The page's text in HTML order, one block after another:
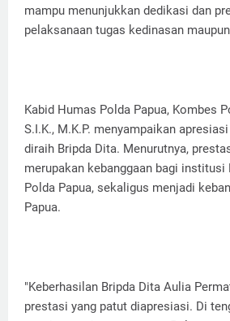
mampu menunjukkan dedikasi dan
pelaksanaan tugas kedinasan
Kabid Humas Polda Papua, Kombes
S.I.K., M.K.P. menyampaikan
diraih Bripda Dita. Menurutnya,
merupakan kebanggaan bagi institusi
Polda Papua, sekaligus menjadi
Papua.
"Keberhasilan Bripda Dita Aulia
prestasi yang patut diapresiasi. Di